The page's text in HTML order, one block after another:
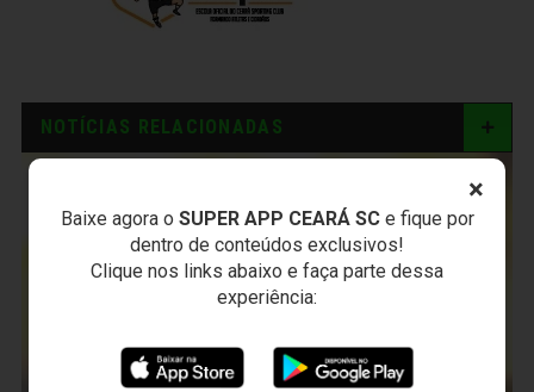
×
Baixe agora o SUPER APP CEARÁ SCe fique por
dentro de conteúdos exclusivos!
Clique nos links abaixo e faça parte dessa
experiência:
NOTÍCIAS RELACIONADAS